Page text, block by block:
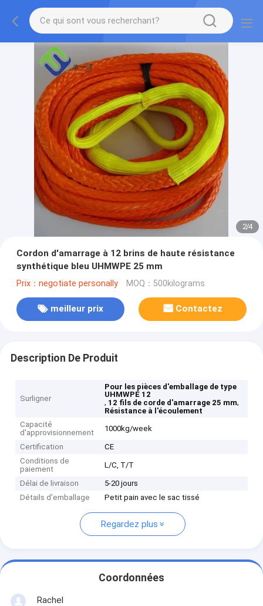
2/4
Cordon d'amarrage à 12 brins de haute résistance
synthétique bleu UHMWPE 25 mm
Prix：negotiate personally MOQ：500kilograms
meilleur prix Contactez
Description De Produit
Surligner
Pour les pièces d'emballage de type
UHMWPE 12
, 12 fils de corde d'amarrage 25 mm,
Résistance à l'écoulement
Capacité
d'approvisionnement
1000kg/week
Certification
CE
Conditions de
paiement
L/C, T/T
Délai de livraison
5-20 jours
Détails d'emballage
Petit pain avec le sac tissé
Regardez plus
Coordonnées
Rachel